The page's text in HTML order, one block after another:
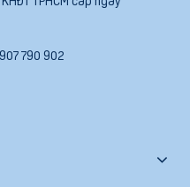
790 902